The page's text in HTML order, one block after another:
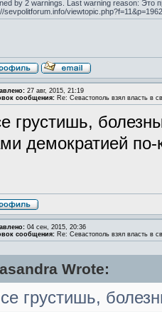
by 2 warnings. Last warning reason:
sevpolitforum.info/
27 авг, 2015, 21:19
сообщения: Re: Севастополь взял власть в
грустишь,
демократией по-
04 сен, 2015, 20:36
сообщения: Re: Севастополь взял власть в
Wrote:
грустишь,